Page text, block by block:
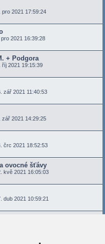
pro 2021 17:59:24
2021 16:39:28
+ Podgora
říj 2021 19:15:39
zář 2021 11:40:53
zář 2021 14:29:25
črc 2021 18:52:53
ovocné šťávy
kvě 2021 16:05:03
dub 2021 10:59:21